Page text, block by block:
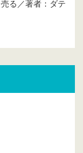
る／著者：ダテ